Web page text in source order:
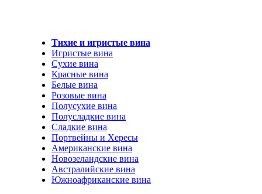
Тихие и игристые вина
Игристые вина
Сухие вина
Красные вина
Белые вина
Розовые вина
Полусухие вина
Полусладкие вина
Сладкие вина
Портвейны и Хересы
Американские вина
Новозеландские вина
Австралийские вина
Южноафриканские вина